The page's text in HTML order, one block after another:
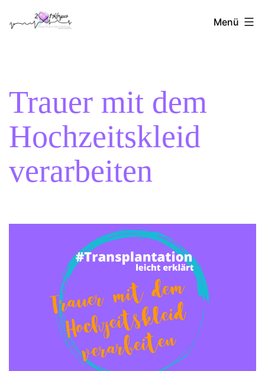
Inhalt2Herzen1Körper Menü
Trauer mit dem
Hochzeitskleid
verarbeiten